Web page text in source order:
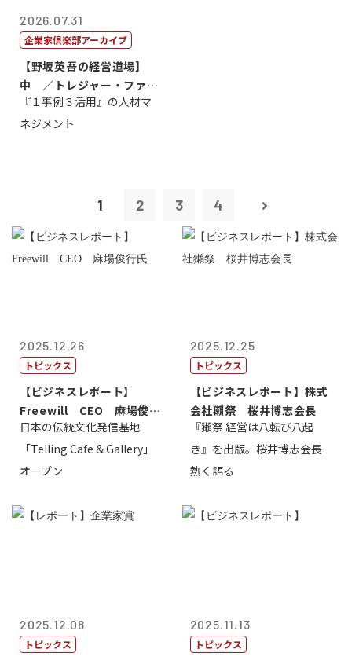
2026.07.31
企業家倶楽部アーカイブ
【野坂英吾の経営道場】
中 ／トレジャー・ファク
トリー社長野坂...
『１事例３活用』の人材マ
ネジメント
1 2 3 4
2025.12.26
トピックス
【ビジネスレポート】
Freewill CEO 麻場俊行
氏
日本の伝統文化発信基地
「Telling Cafe & Gallery」
オープン
2025.12.25
トピックス
【ビジネスレポート】株式
会社獺祭 桜井博志会長
『獺祭 経営は八転び八起
き』を出版。桜井博志会長
熱く語る
2025.12.08
トピックス
2025.11.13
トピックス